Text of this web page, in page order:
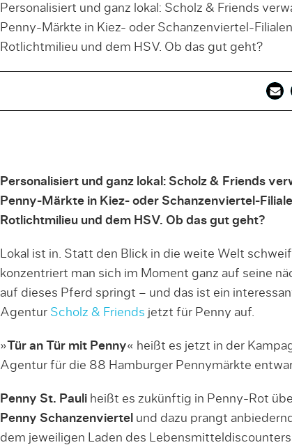
Personalisiert und ganz lokal: Scholz & Friends
Penny-Märkte in Kiez- oder Schanzenviertel-
Rotlichtmilieu und dem HSV. Ob das gut geht?
Personalisiert und ganz lokal: Scholz & Friends
Penny-Märkte in Kiez- oder Schanzenviertel-
Rotlichtmilieu und dem HSV. Ob das gut geht?
Lokal ist in. Statt den Blick in die weite Welt
konzentriert man sich im Moment ganz auf seine
auf dieses Pferd springt – und das ist ein
Agentur Scholz & Friends jetzt für Penny auf.
»Tür an Tür mit Penny« heißt es jetzt in der
Agentur für die 88 Hamburger Pennymärkte
Penny St. Pauliheißt es zukünftig in Penny-Rot
Penny Schanzenviertel und dazu prangt
dem jeweiligen Laden des